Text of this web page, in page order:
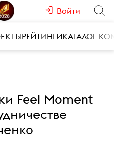
Войти
РЕЙТИНГИКАТАЛОГ
Feel Moment